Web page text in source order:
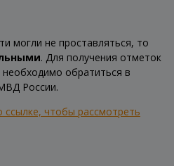
могли не проставляться, то
. Для получения отметок
обратиться в
России.
ссылке, чтобы рассмотреть